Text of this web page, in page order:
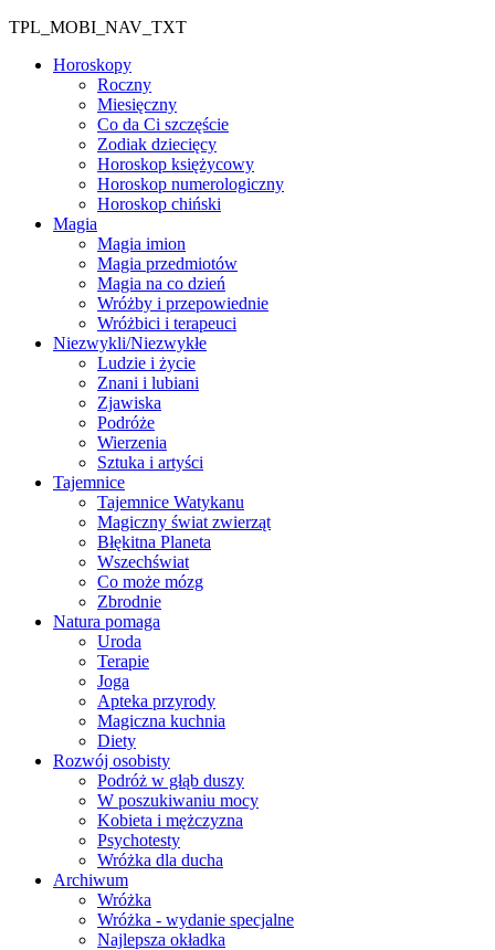
TPL_MOBI_NAV_TXT
Horoskopy
Roczny
Miesięczny
Co da Ci szczęście
Zodiak dziecięcy
Horoskop księżycowy
Horoskop numerologiczny
Horoskop chiński
Magia
Magia imion
Magia przedmiotów
Magia na co dzień
Wróżby i przepowiednie
Wróżbici i terapeuci
Niezwykli/Niezwykłe
Ludzie i życie
Znani i lubiani
Zjawiska
Podróże
Wierzenia
Sztuka i artyści
Tajemnice
Tajemnice Watykanu
Magiczny świat zwierząt
Błękitna Planeta
Wszechświat
Co może mózg
Zbrodnie
Natura pomaga
Uroda
Terapie
Joga
Apteka przyrody
Magiczna kuchnia
Diety
Rozwój osobisty
Podróż w głąb duszy
W poszukiwaniu mocy
Kobieta i mężczyzna
Psychotesty
Wróżka dla ducha
Archiwum
Wróżka
Wróżka - wydanie specjalne
Najlepsza okładka